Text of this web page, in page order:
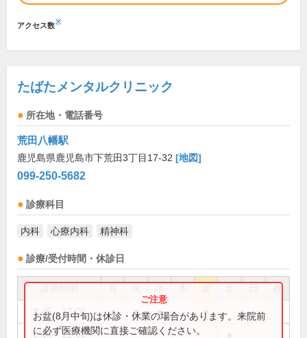
アクセス数※
たばたメンタルクリニック
所在地・電話番号
荒田八幡駅
鹿児島県鹿児島市下荒田3丁目17-32 [地図]
099-250-5682
診療科目
内科 心療内科 精神科
診療/受付時間・休診日
祝
8:45～12:00 ● ● ● ●
8:45～12:30
お盆(8月中旬)は休診・休業の場合があります。来院前
に必ず医療機関に直接ご確認ください。